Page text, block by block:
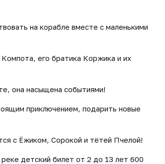
на корабле вместе с маленькими
его братика Коржика и их
она насыщена событиями!
приключением, подарить новые
с Ёжиком, Сорокой и тётей Пчелой!
детский билет от 2 до 13 лет 600